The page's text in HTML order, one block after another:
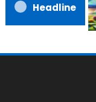
Headline